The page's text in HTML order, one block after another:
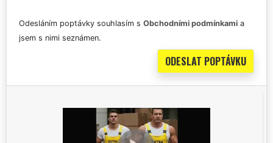
Odesláním poptávky souhlasím s Obchodními podmínkami a
jsem s nimi seznámen.